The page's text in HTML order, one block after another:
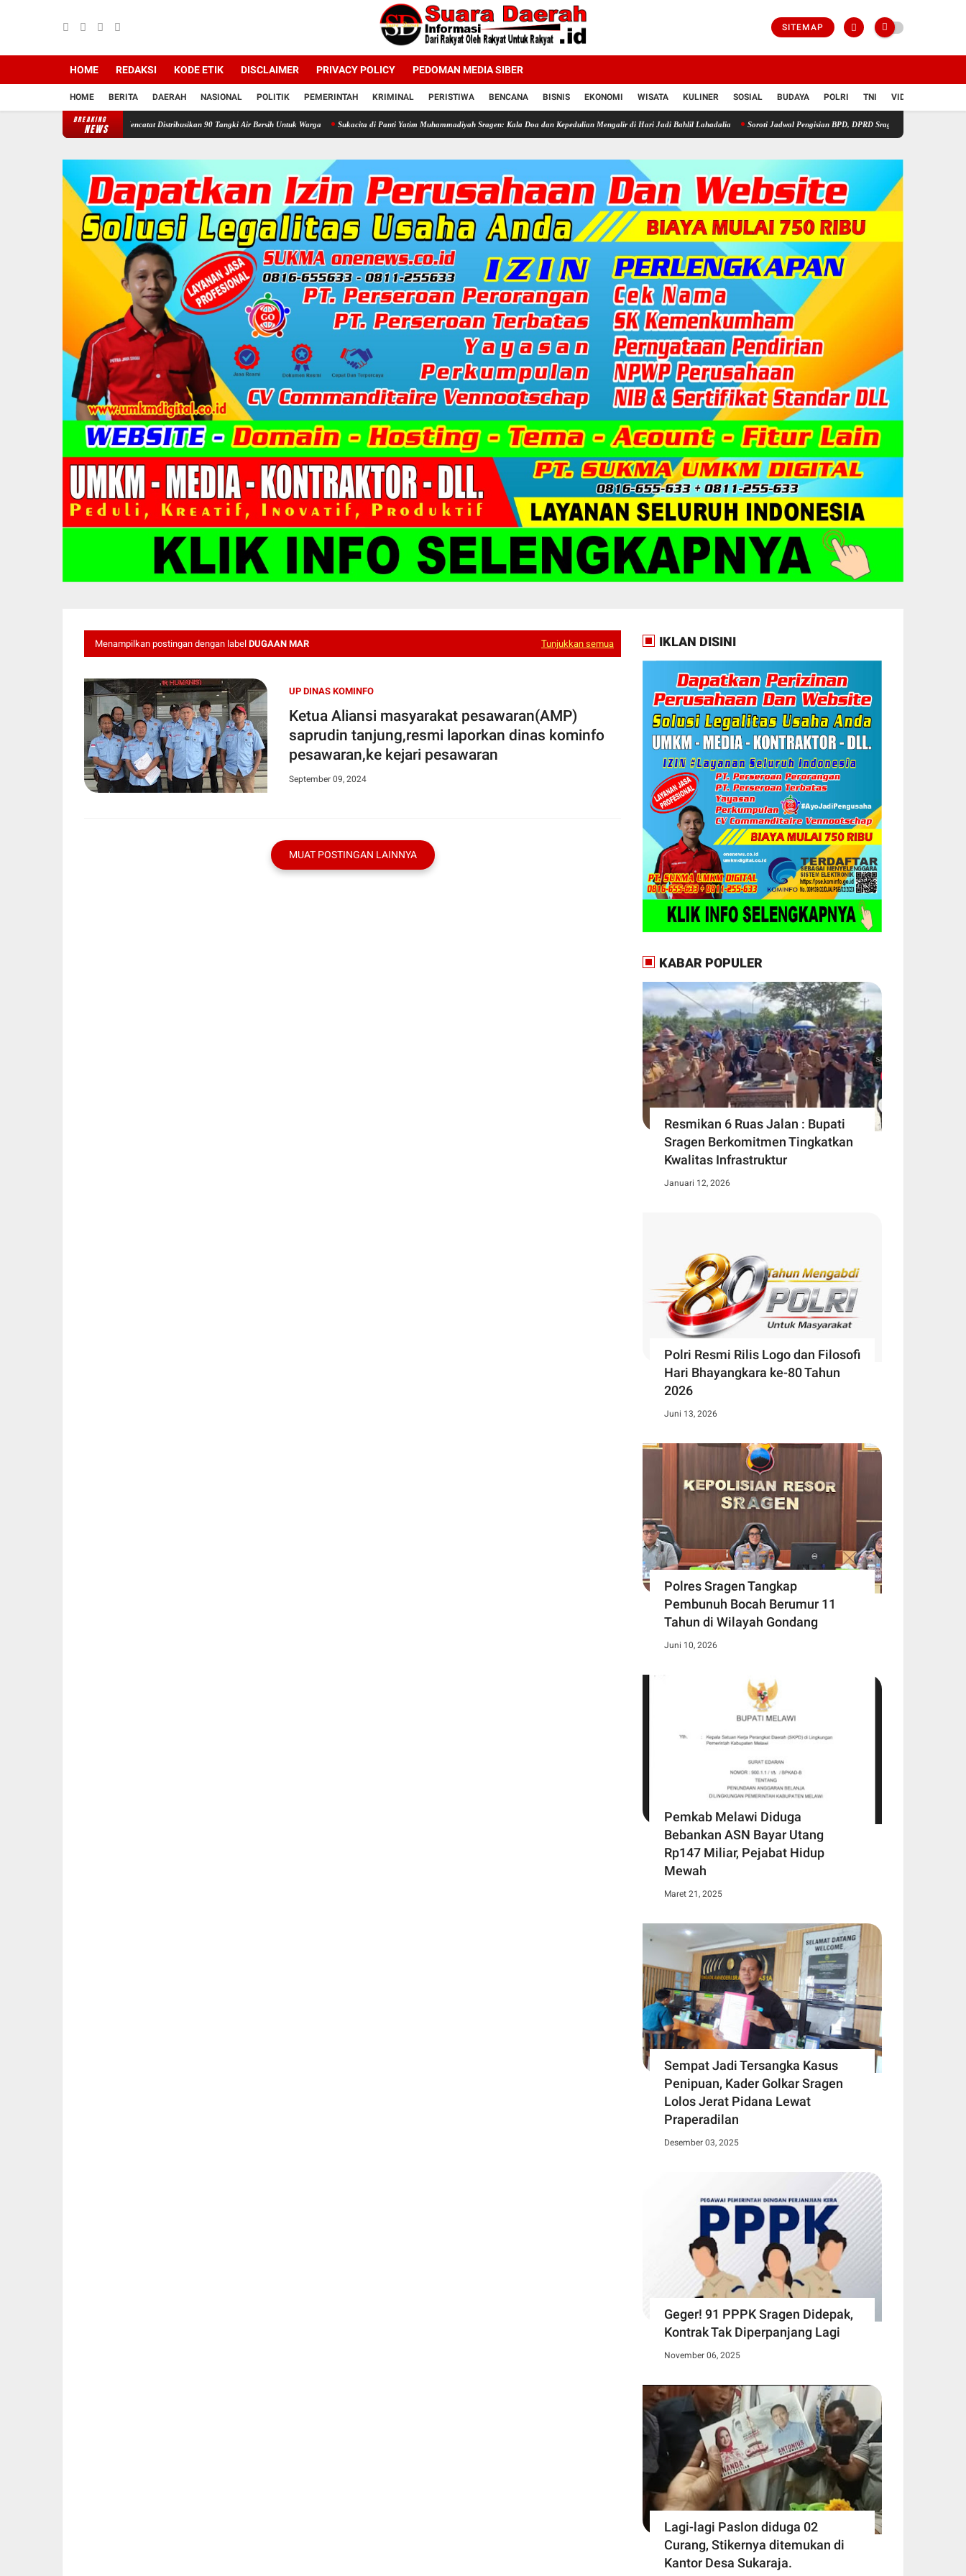
SITEMAP
HOME REDAKSI KODE ETIK DISCLAIMER PRIVACY POLICY PEDOMAN MEDIA SIBER
HOME BERITA DAERAH NASIONAL POLITIK PEMERINTAH KRIMINAL PERISTIWA BENCANA BISNIS EKONOMI WISATA KULINER SOSIAL BUDAYA POLRI TNI VIDIO
BREAKING
NEWS
Ganefo Tangen Mencatat Distribusikan 90 Tangki Air Bersih Untuk Warga Sukacita di Panti Yatim Muhammadiyah Sragen: Kala Doa dan Kepedulian Mengalir di Hari Jadi Bahlil Lahadalia Soroti Jadwal Pengisian BPD, DPRD Sragen Waspadai Potensi Cacat Hukum
Menampilkan postingan dengan label DUGAAN MAR Tunjukkan semua
UP DINAS KOMINFO
Ketua Aliansi masyarakat pesawaran(AMP)
saprudin tanjung,resmi laporkan dinas kominfo
pesawaran,ke kejari pesawaran
September 09, 2024
MUAT POSTINGAN LAINNYA
IKLAN DISINI
KABAR POPULER
Resmikan 6 Ruas Jalan : Bupati
Sragen Berkomitmen Tingkatkan
Kwalitas Infrastruktur
Januari 12, 2026
Polri Resmi Rilis Logo dan Filosofi
Hari Bhayangkara ke-80 Tahun
2026
Juni 13, 2026
Polres Sragen Tangkap
Pembunuh Bocah Berumur 11
Tahun di Wilayah Gondang
Juni 10, 2026
Pemkab Melawi Diduga
Bebankan ASN Bayar Utang
Rp147 Miliar, Pejabat Hidup
Mewah
Maret 21, 2025
Sempat Jadi Tersangka Kasus
Penipuan, Kader Golkar Sragen
Lolos Jerat Pidana Lewat
Praperadilan
Desember 03, 2025
Geger! 91 PPPK Sragen Didepak,
Kontrak Tak Diperpanjang Lagi
November 06, 2025
Lagi-lagi Paslon diduga 02
Curang, Stikernya ditemukan di
Kantor Desa Sukaraja.